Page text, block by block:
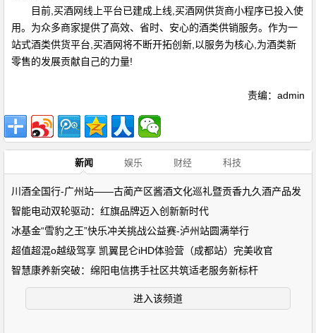
目前,买酒网线上平台已建成上线,买酒网供货商小程序已投入使
用。为众多商家提供了高效、省时、安心的酒类供销服务。作为一
站式酒类供货平台,买酒网将不断开拓创新,以服务为核心,为酒类新
零售的发展贡献自己的力量!
责编：admin
新闻 娱乐 财经 科技
川酒全国行-广州站——古蔺产区酱酒文化巡礼暨贡香九久酒产品发
智能电动双轮驱动：红旗品牌迈入创新新时代
冰基金“雪豹之王”快乐冲关挑战公益赛-泸州站圆满举行
超值超混o越级驾享 凯翼昆仑iHD体验营（成都站）完美收官
智慧康养新突破：绵阳电信携手社区共筑适老服务新标杆
进入该频道